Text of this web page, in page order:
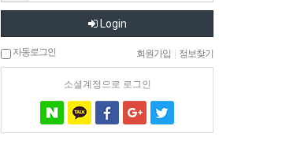
Login
자동로그인 회원가입 정보찾기
소셜계정으로 로그인